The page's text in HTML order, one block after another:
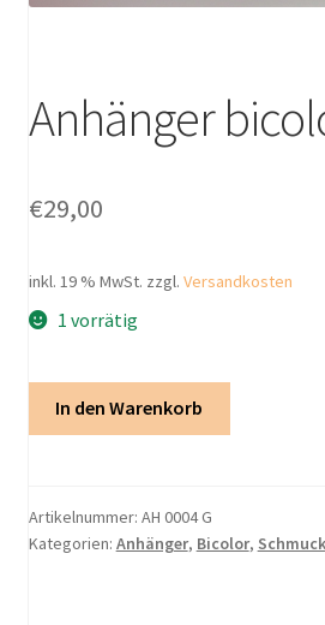
Anhänger
€29,00
inkl. 19 % MwSt. zzgl. Versandkosten
1 vorrätig
In den Warenkorb
Artikelnummer: AH 0004 G
Kategorien: Anhänger, Bicolor, Schmuck